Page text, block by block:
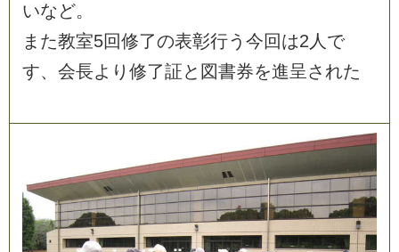
いなど。
ま た教室5回修了の表彰行う 今回は2 人 で
す、 会長よ り 修了証と 図書券を進呈さ れた